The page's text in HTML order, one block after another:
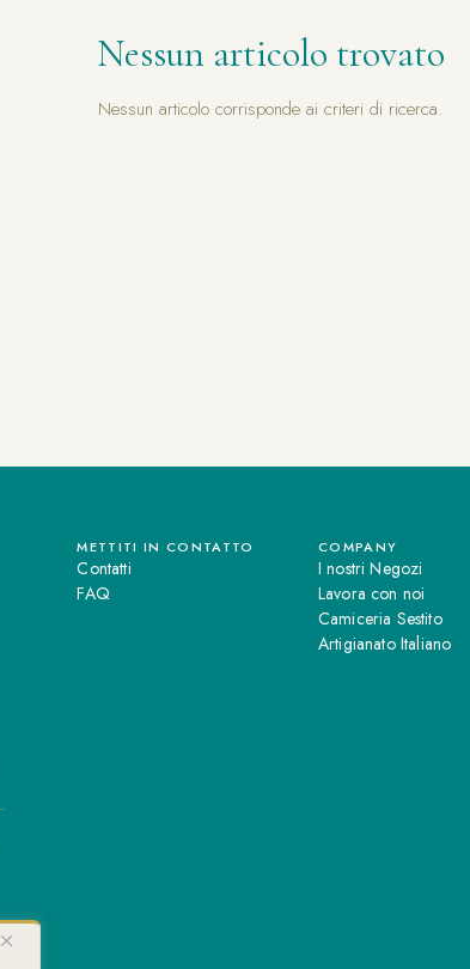
Nessun articolo trovato
Nessun articolo corrisponde ai criteri di ricerca.
METTITI IN CONTATTO
Contatti
FAQ
COMPANY
I nostri Negozi
Lavora con noi
Camiceria Sestito
Artigianato Italiano